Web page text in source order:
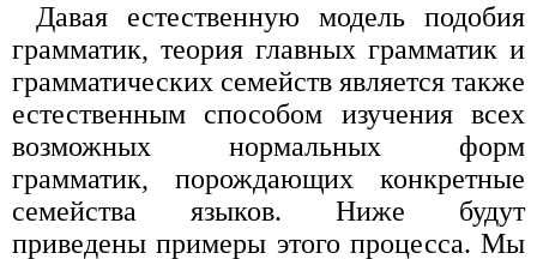
Давая естественную модель подобия
грамматик, теория главных грамматик и
грамматических семейств является также
естественным способом изучения всех
возможных нормальных форм
грамматик, порождающих конкретные
семейства языков. Ниже будут
приведены примеры этого процесса. Мы